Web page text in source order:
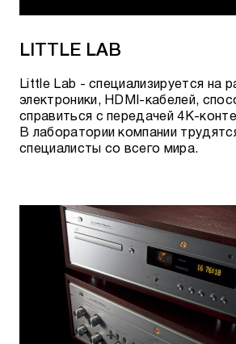
LITTLE LAB
Little Lab - специализируется на
электроники, HDMI-кабелей,
справиться с передачей 4K-
В лаборатории компании
специалисты со всего мира.